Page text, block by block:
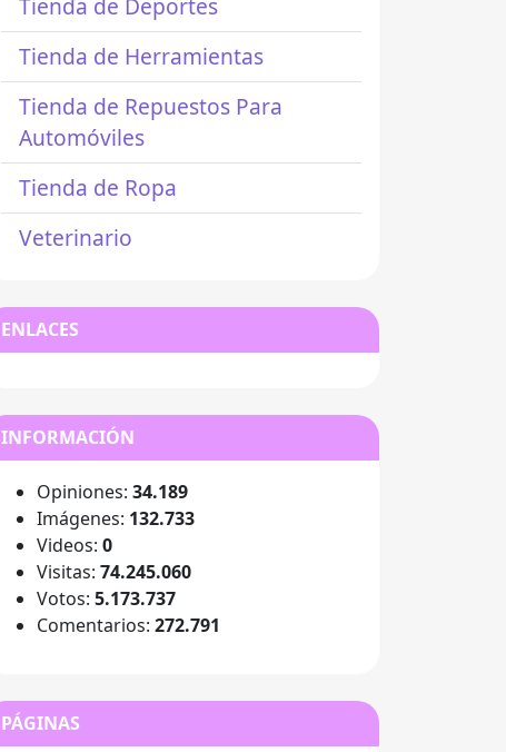
Tienda de Deportes
Tienda de Herramientas
Tienda de Repuestos Para
Automóviles
Tienda de Ropa
Veterinario
ENLACES
INFORMACIÓN
Opiniones: 34.189
Imágenes: 132.733
Videos: 0
Visitas: 74.245.060
Votos: 5.173.737
Comentarios: 272.791
PÁGINAS